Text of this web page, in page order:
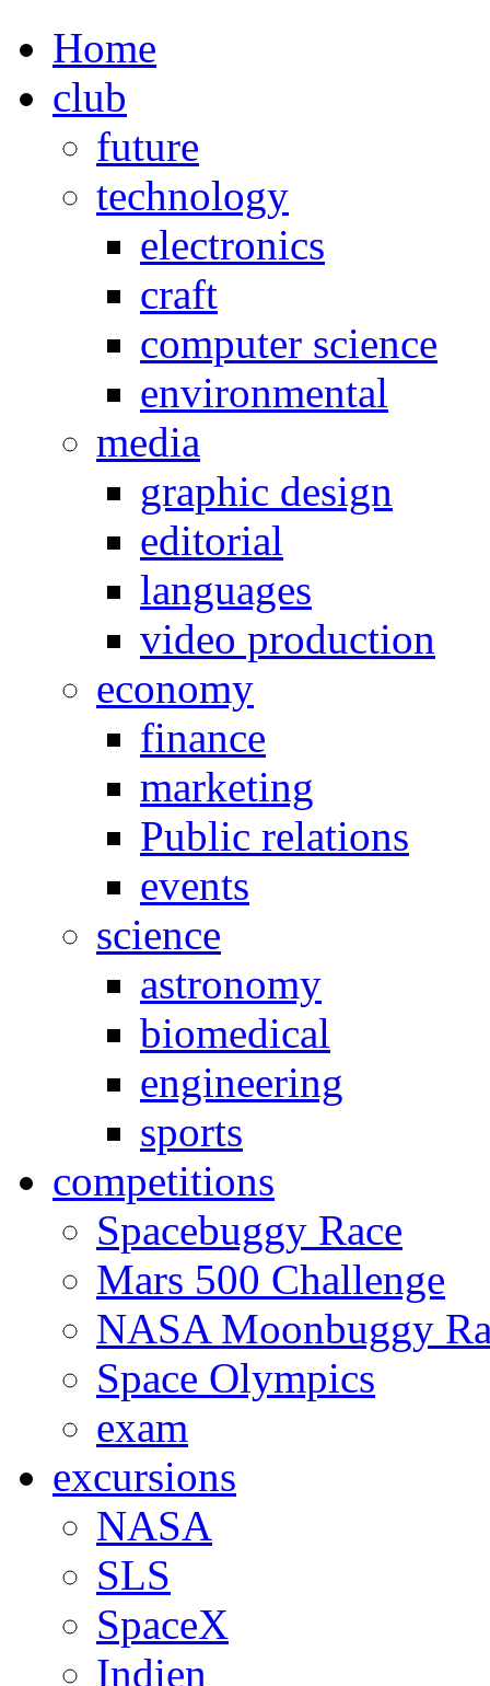
Home
club
future
technology
electronics
craft
computer science
environmental
media
graphic design
editorial
languages
video production
economy
finance
marketing
Public relations
events
science
astronomy
biomedical
engineering
sports
competitions
Spacebuggy Race
Mars 500 Challenge
NASA Moonbuggy
Space Olympics
exam
excursions
NASA
SLS
SpaceX
Indien